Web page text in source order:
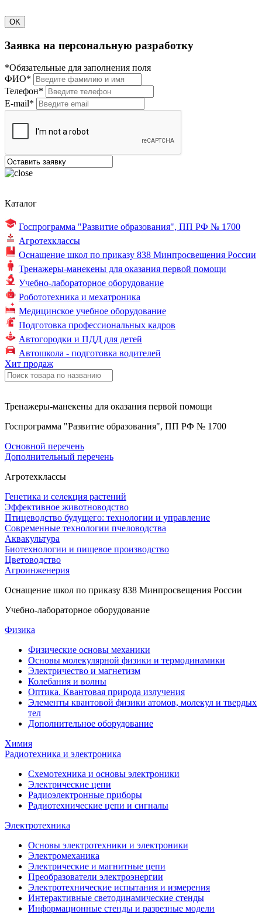
OK
Заявка на персональную разработку
*Обязательные для заполнения поля
ФИО*
Телефон*
E-mail*
Каталог
Госпрограмма "Развитие образования", ПП РФ № 1700
Агротехклассы
Оснащение школ по приказу 838 Минпросвещения России
Тренажеры-манекены для оказания первой помощи
Учебно-лабораторное оборудование
Робототехника и мехатроника
Медицинское учебное оборудование
Подготовка профессиональных кадров
Автогородки и ПДД для детей
Автошкола - подготовка водителей
Хит продаж
Тренажеры-манекены для оказания первой помощи
Госпрограмма "Развитие образования", ПП РФ № 1700
Основной перечень
Дополнительный перечень
Агротехклассы
Генетика и селекция растений
Эффективное животноводство
Птицеводство будущего: технологии и управление
Современные технологии пчеловодства
Аквакультура
Биотехнологии и пищевое производство
Цветоводство
Агроинженерия
Оснащение школ по приказу 838 Минпросвещения России
Учебно-лабораторное оборудование
Физика
Физические основы механики
Основы молекулярной физики и термодинамики
Электричество и магнетизм
Колебания и волны
Оптика. Квантовая природа излучения
Элементы квантовой физики атомов, молекул и твердых
тел
Дополнительное оборудование
Химия
Радиотехника и электроника
Схемотехника и основы электроники
Электрические цепи
Радиоэлектронные приборы
Радиотехнические цепи и сигналы
Электротехника
Основы электротехники и электроники
Электромеханика
Электрические и магнитные цепи
Преобразователи электроэнергии
Электротехнические испытания и измерения
Интерактивные светодинамические стенды
Информационные стенды и разрезные модели